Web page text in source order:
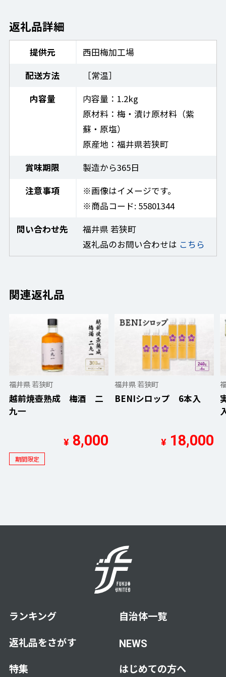
返礼品詳細
提供元
西田梅加工場
配送方法
［常温］
内容量
内容量：1.2kg
原材料：梅・漬け原材料（紫
蘇・原塩）
原産地：福井県若狭町
賞味期限
製造から365日
注意事項
※画像はイメージです。
※商品コード: 55801344
問い合わせ先
福井県 若狭町
返礼品のお問い合わせは こちら
関連返礼品
福井県 若狭町
越前焼壺熟成 梅酒 二
九一
¥ 8,000
期間限定
福井県 若狭町
BENIシロップ 6本入
¥ 18,000
ランキング
返礼品をさがす
特集
自治体一覧
NEWS
はじめての方へ